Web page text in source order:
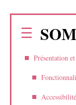
Présentation